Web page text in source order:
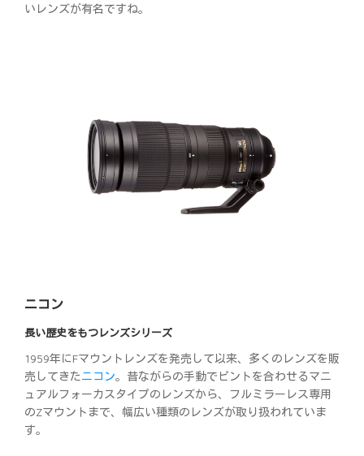
いレンズが有名ですね。
ニコン
長い歴史をもつレンズシリーズ
1959年にFマウントレンズを発売して以来、多くのレンズを販
売してきたニコン。昔ながらの手動でピントを合わせるマニ
ュアルフォーカスタイプのレンズから、フルミラーレス専用
のZマウントまで、幅広い種類のレンズが取り扱われていま
す。